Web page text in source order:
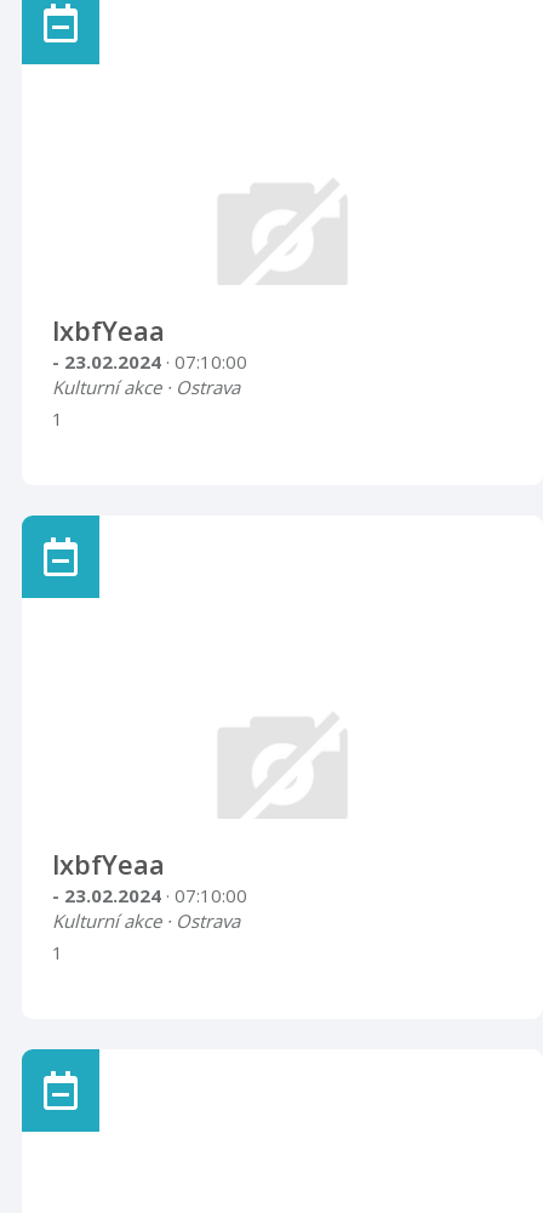
lxbfYeaa
- 23.02.2024 · 07:10:00
Kulturní akce · Ostrava
1
lxbfYeaa
- 23.02.2024 · 07:10:00
Kulturní akce · Ostrava
1